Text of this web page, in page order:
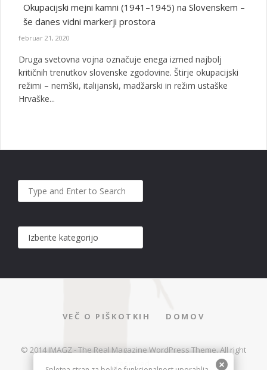
Okupacijski mejni kamni (1941–1945) na Slovenskem –
še danes vidni markerji prostora
februar 21, 2020
Druga svetovna vojna označuje enega izmed najbolj
kritičnih trenutkov slovenske zgodovine. Štirje okupacijski
režimi – nemški, italijanski, madžarski in režim ustaške
Hrvaške...
VEČ O PIŠKOTKIH DOMOV
© 2014 JMAGZ - The Real Magazine WordPress Theme. All right